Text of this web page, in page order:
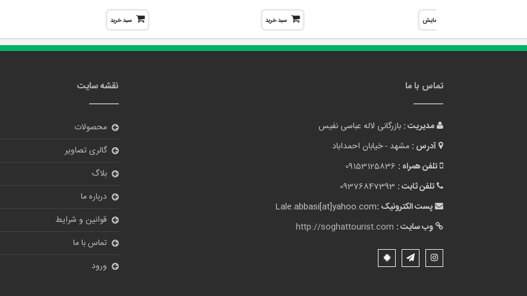
نمایش سبد خرید سبد خرید
تماس با ما
مدیریت : بازرگانی لاله عباسی نفیس
آدرس : مشهد - خیابان احمداباد
تلفن همراه : 09153125836
تلفن ثابت : 09376847393
پست الکترونیک :Lale.abbasi[at]yahoo.com
وب سایت : http://soghattourist.com
نقشه سایت
محصولات
گالری تصاویر
بلاگ
درباره ما
قوانین و شرایط
تماس با ما
ورود